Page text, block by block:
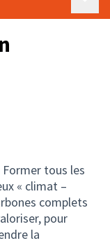
tous les
« climat –
complets
pour
la